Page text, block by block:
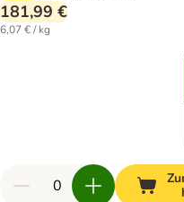
181,99 €
6,07 € / kg